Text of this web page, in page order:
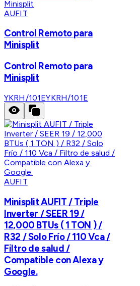
AUFIT
Control Remoto para
Minisplit
Control Remoto para
Minisplit
YKRH/101EYKRH/101E
AUFIT
Minisplit AUFIT / Triple
Inverter / SEER 19 /
12,000 BTUs ( 1 TON ) /
R32 / Solo Frío / 110 Vca /
Filtro de salud /
Compatible con Alexa y
Google.